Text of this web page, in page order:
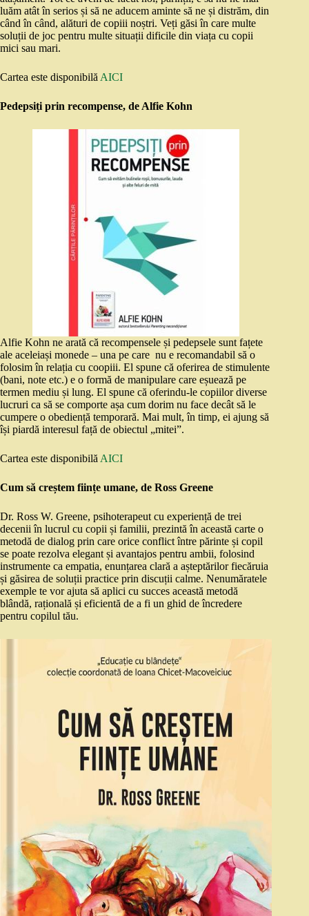
luăm atât în serios și să ne aducem aminte să ne și distrăm, din
când în când, alături de copiii noștri. Veți găsi în care multe
soluții de joc pentru multe situații dificile din viața cu copii
mici sau mari.
Cartea este disponibilăAICI
Pedepsiți prin recompense, de Alfie Kohn
Alfie Kohn ne arată că recompensele și pedepsele sunt fațete
ale aceleiași monede – una pe care nu e recomandabil să o
folosim în relația cu coopiii. El spune că oferirea de stimulente
(bani, note etc.) e o formă de manipulare care eșuează pe
termen mediu și lung. El spune că oferindu-le copiilor diverse
lucruri ca să se comporte așa cum dorim nu face decât să le
cumpere o obediență temporară. Mai mult, în timp, ei ajung să
își piardă interesul față de obiectul „mitei”.
Cartea este disponibilăAICI
Cum să creștem ființe umane, de Ross Greene
Dr. Ross W. Greene, psihoterapeut cu experiență de trei
decenii în lucrul cu copii și familii, prezintă în această carte o
metodă de dialog prin care orice conflict între părinte și copil
se poate rezolva elegant și avantajos pentru ambii, folosind
instrumente ca empatia, enunțarea clară a așteptărilor fiecăruia
și găsirea de soluții practice prin discuții calme. Nenumăratele
exemple te vor ajuta să aplici cu succes această metodă
blândă, rațională și eficientă de a fi un ghid de încredere
pentru copilul tău.